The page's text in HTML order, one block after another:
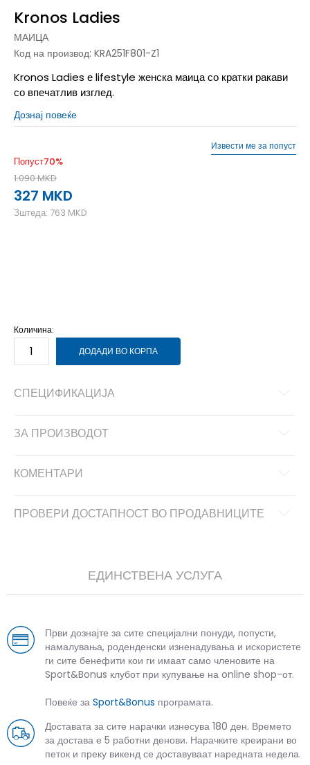
Kronos Ladies
МАИЦА
Код на производ: KRA251F801-Z1
Kronos Ladies е lifestyle женска маица со кратки ракави
со впечатлив изглед.
Дознај повеќе
Попуст70%
1.090MKD
327 MKD
Зштеда: 763 MKD
Извести ме за попуст
Количина:
ДОДАДИ ВО КОРПА
СПЕЦИФИКАЦИЈА
ЗА ПРОИЗВОДОТ
КОМЕНТАРИ
ПРОВЕРИ ДОСТАПНОСТ ВО ПРОДАВНИЦИТЕ
ЕДИНСТВЕНА УСЛУГА
Први дознајте за сите специјални понуди, попусти,
намалувања, роденденски изненадувања и искористете
ги сите бенефити кои ги имаат само членовите на
Sport&Bonus клубот при купување на online shop-от.
Повеќе за Sport&Bonus програмата.
Доставата за сите нарачки изнесува 180 ден. Времето
за достава е 5 работни денови. Нарачките креирани во
петок и преку викенд се доставуваат наредната недела.